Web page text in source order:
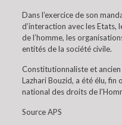
Dans l’exercice de son
d’interaction avec les
de l’homme, les
entités de la société civile.
Constitutionnaliste et
Lazhari Bouzid, a été élu,
national des droits de
Source APS